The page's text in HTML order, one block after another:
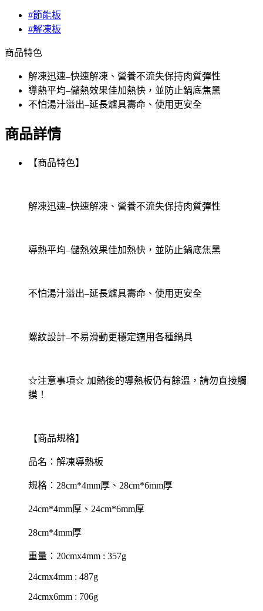
#節能板
#解凍板
商品特色
解凍迅速–快速解凍、營養不流失保持肉質彈性
導熱平均–儲熱效果佳加熱快，並防止鍋底焦黑
不怕湯汁溢出–延長爐具壽命、使用更安全
商品詳情
【商品特色】
解凍迅速–快速解凍、營養不流失保持肉質彈性
導熱平均–儲熱效果佳加熱快，並防止鍋底焦黑
不怕湯汁溢出–延長爐具壽命、使用更安全
螺紋設計–不易滑動更穩定適用各種鍋具
☆注意事項☆ 加熱後的導熱板仍有餘溫，請勿直接觸
摸！
【商品規格】
品名：解凍導熱板
規格：28cm*4mm厚、28cm*6mm厚
24cm*4mm厚、24cm*6mm厚
28cm*4mm厚
重量：20cmx4mm : 357g
24cmx4mm : 487g
24cmx6mm : 706g